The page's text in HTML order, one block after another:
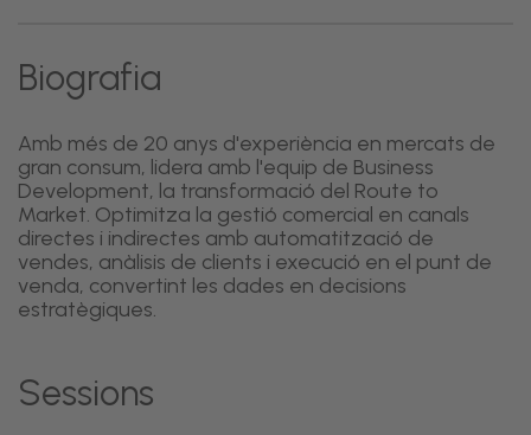
Biografia
Amb més de 20 anys d'experiència en mercats de
gran consum, lidera amb l'equip de Business
Development, la transformació del Route to
Market. Optimitza la gestió comercial en canals
directes i indirectes amb automatització de
vendes, anàlisis de clients i execució en el punt de
venda, convertint les dades en decisions
estratègiques.
Sessions